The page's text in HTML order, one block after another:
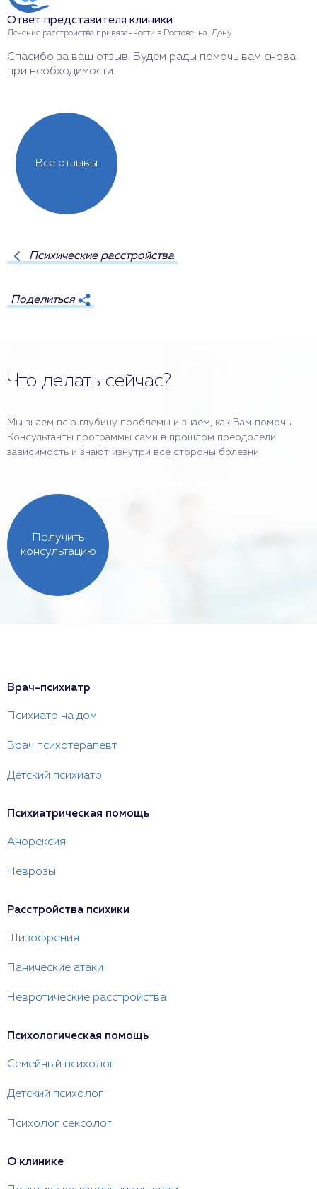
Ответ представителя клиники
Лечение расстройства привязанности в Ростове-на-Дону
Спасибо за ваш отзыв. Будем рады помочь вам снова
при необходимости.
Все отзывы
Психические расстройства
Поделиться
Что делать сейчас?
Мы знаем всю глубину проблемы и знаем, как Вам помочь.
Консультанты программы сами в прошлом преодолели
зависимость и знают изнутри все стороны болезни.
Получить
консультацию
Врач-психиатр
Психиатр на дом
Врач психотерапевт
Детский психиатр
Психиатрическая помощь
Анорексия
Неврозы
Расстройства психики
Шизофрения
Панические атаки
Невротические расстройства
Психологическая помощь
Семейный психолог
Детский психолог
Психолог сексолог
О клинике